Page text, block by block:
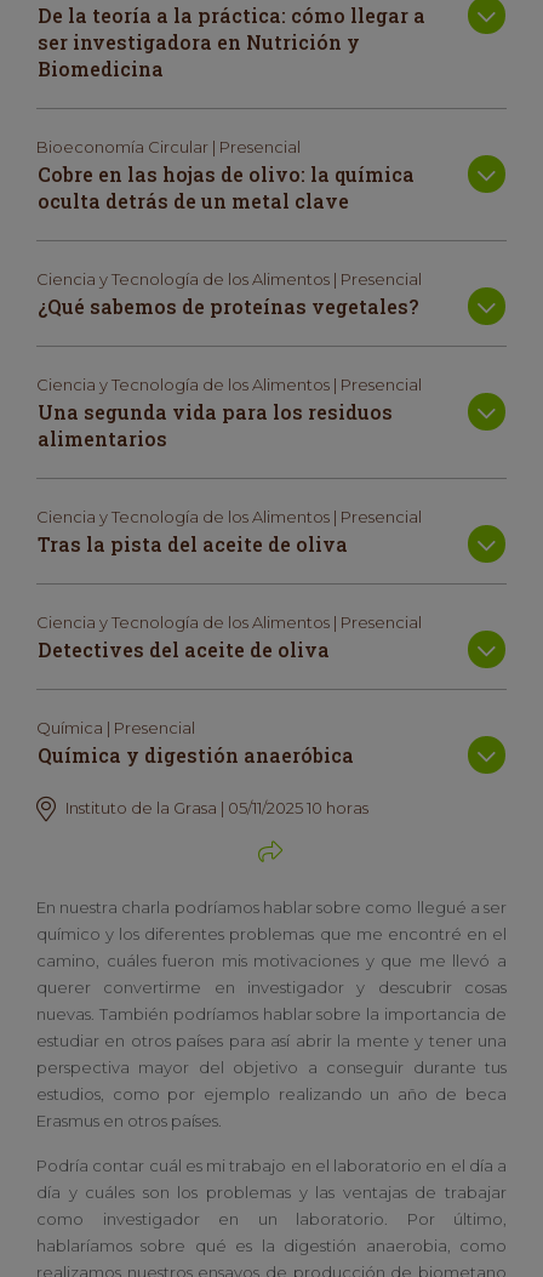
De la teoría a la práctica: cómo llegar a
ser investigadora en Nutrición y
Biomedicina
Bioeconomía Circular | Presencial
Cobre en las hojas de olivo: la química
oculta detrás de un metal clave
Ciencia y Tecnología de los Alimentos | Presencial
¿Qué sabemos de proteínas vegetales?
Ciencia y Tecnología de los Alimentos | Presencial
Una segunda vida para los residuos
alimentarios
Ciencia y Tecnología de los Alimentos | Presencial
Tras la pista del aceite de oliva
Ciencia y Tecnología de los Alimentos | Presencial
Detectives del aceite de oliva
Química | Presencial
Química y digestión anaeróbica
Instituto de la Grasa | 05/11/2025 10 horas
En nuestra charla podríamos hablar sobre como llegué a ser
químico y los diferentes problemas que me encontré en el
camino, cuáles fueron mis motivaciones y que me llevó a
querer convertirme en investigador y descubrir cosas
nuevas. También podríamos hablar sobre la importancia de
estudiar en otros países para así abrir la mente y tener una
perspectiva mayor del objetivo a conseguir durante tus
estudios, como por ejemplo realizando un año de beca
Erasmus en otros países.
Podría contar cuál es mi trabajo en el laboratorio en el día a
día y cuáles son los problemas y las ventajas de trabajar
como investigador en un laboratorio. Por último,
hablaríamos sobre qué es la digestión anaerobia, como
realizamos nuestros ensayos de producción de biometano